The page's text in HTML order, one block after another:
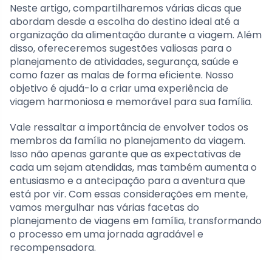
Neste artigo, compartilharemos várias dicas que
abordam desde a escolha do destino ideal até a
organização da alimentação durante a viagem. Além
disso, ofereceremos sugestões valiosas para o
planejamento de atividades, segurança, saúde e
como fazer as malas de forma eficiente. Nosso
objetivo é ajudá-lo a criar uma experiência de
viagem harmoniosa e memorável para sua família.
Vale ressaltar a importância de envolver todos os
membros da família no planejamento da viagem.
Isso não apenas garante que as expectativas de
cada um sejam atendidas, mas também aumenta o
entusiasmo e a antecipação para a aventura que
está por vir. Com essas considerações em mente,
vamos mergulhar nas várias facetas do
planejamento de viagens em família, transformando
o processo em uma jornada agradável e
recompensadora.